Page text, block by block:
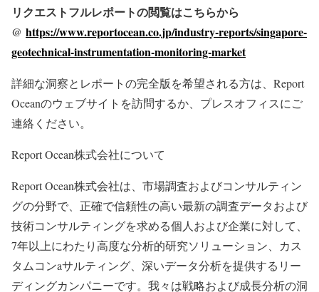
リクエストフルレポートの閲覧はこちらから
@ https://www.reportocean.co.jp/industry-reports/singapore-
geotechnical-instrumentation-monitoring-market
詳細な洞察とレポートの完全版を希望される方は、Report
Oceanのウェブサイトを訪問するか、プレスオフィスにご
連絡ください。
Report Ocean株式会社について
Report Ocean株式会社は、市場調査およびコンサルティン
グの分野で、正確で信頼性の高い最新の調査データおよび
技術コンサルティングを求める個人および企業に対して、
7年以上にわたり高度な分析的研究ソリューション、カス
タムコンaサルティング、深いデータ分析を提供するリー
ディングカンパニーです。我々は戦略および成長分析の洞